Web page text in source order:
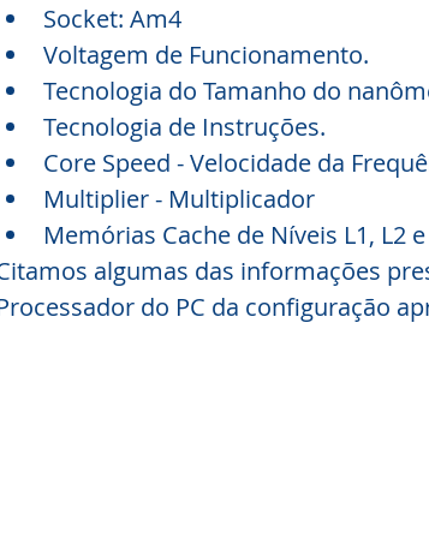
Socket: Am4
Voltagem de Funcionamento.
Tecnologia do Tamanho do
Tecnologia de Instruções.
Core Speed - Velocidade da
Multiplier - Multiplicador
Memórias Cache de Níveis L1, L2 e
algumas das informações
do PC da configuração